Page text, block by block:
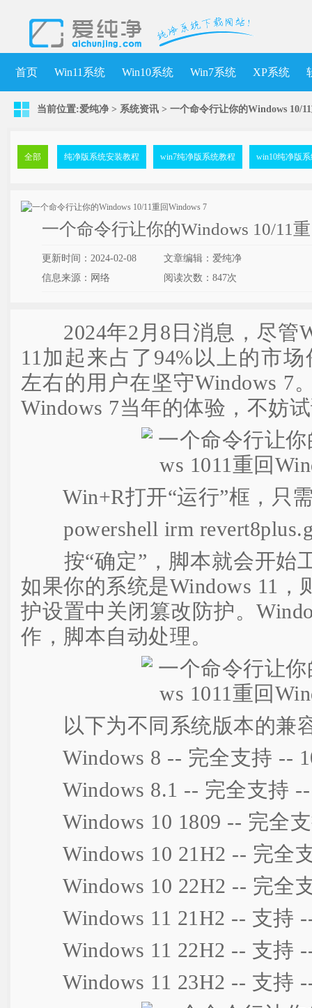
首页 Win11系统 Win10系统 Win7系统 XP系统
当前位置:爱纯净 > 系统资讯 > 一个命令行让你的Windows 10/
全部 纯净版系统安装教程 win7纯净版系统教程 win10纯净版
一个命令行让你的Windows 10/11
更新时间：2024-02-08
文章编辑：爱纯净
信息来源：网络
阅读次数： 847次
2024年2月8日消息，尽管
11加起来占了94%以上的市
左右的用户在坚守Windows 7
Windows 7当年的体验，不妨
Win+R打开“运行”框，只
powershell irm
按“确定”，脚本就会开始
如果你的系统是Windows 11，
护设置中关闭篡改防护。
作，脚本自动处理。
以下为不同系统版本的兼
Windows 8 -- 完全支持 --
Windows 8.1 -- 完全支持 --
Windows 10 1809 -- 完全支
Windows 10 21H2 -- 完全
Windows 10 22H2 -- 完全
Windows 11 21H2 -- 支持
Windows 11 22H2 -- 支持
Windows 11 23H2 -- 支持